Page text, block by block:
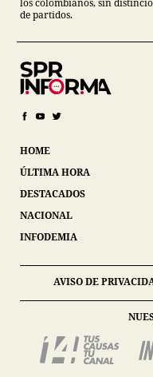
los colombianos, sin
de partidos.
HOME
ÚLTIMA HORA
DESTACADOS
NACIONAL
INFODEMIA
AVISO DE